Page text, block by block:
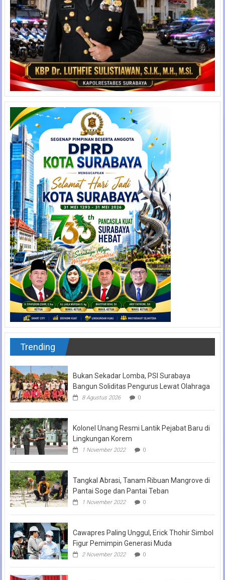
Trending
Bukan Sekadar Lomba, PSI Surabaya
Bangun Soliditas Pengurus Lewat Olahraga
8 Agustus 2026 0
Kolonel Unang Resmi Lantik Pejabat Baru di
Lingkungan Korem
1 November 2022 0
Tangkal Abrasi, Tanam Ribuan Mangrove di
Pantai Soge dan Pantai Teban
1 November 2022 0
Cawapres Paling Unggul, Erick Thohir Simbol
Figur Pemimpin Generasi Muda
2 November 2022 0